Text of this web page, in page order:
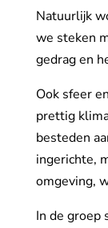
Natuurlijk
we steken
gedrag en
Ook sfeer
prettig
besteden
ingerichte,
omgeving,
In de groep